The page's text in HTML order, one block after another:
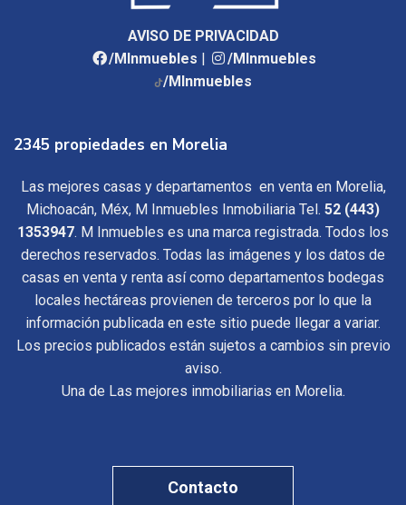
AVISO DE PRIVACIDAD
/MInmuebles |
/MInmuebles
/MInmuebles
2345 propiedades en Morelia
Las mejores casas y departamentos en venta en Morelia,
Michoacán, Méx, M Inmuebles Inmobiliaria Tel. 52 (443)
1353947. M Inmuebles es una marca registrada. Todos los
derechos reservados. Todas las imágenes y los datos de
casas en venta y renta así como departamentos bodegas
locales hectáreas provienen de terceros por lo que la
información publicada en este sitio puede llegar a variar.
Los precios publicados están sujetos a cambios sin previo
aviso.
Una de Las mejores inmobiliarias en Morelia.